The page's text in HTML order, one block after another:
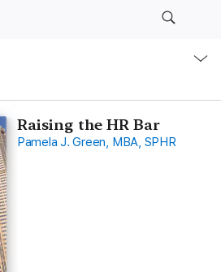
Raising the HR Bar
Pamela J. Green, MBA, SPHR